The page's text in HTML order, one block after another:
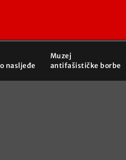
nasljeđe
Muzej
antifašističke borbe